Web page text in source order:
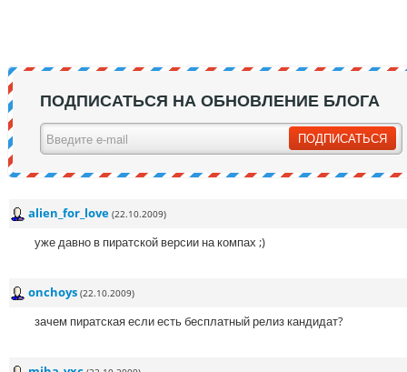
ПОДПИСАТЬСЯ НА ОБНОВЛЕНИЕ БЛОГА
alien_for_love (22.10.2009)
уже давно в пиратской версии на компах ;)
onchoys (22.10.2009)
зачем пиратская если есть бесплатный релиз кандидат?